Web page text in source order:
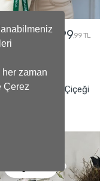
her zaman
Çerez
,99 TL 2699,99 TL
GÖNDER
Beyaz Orkide Çiçeği